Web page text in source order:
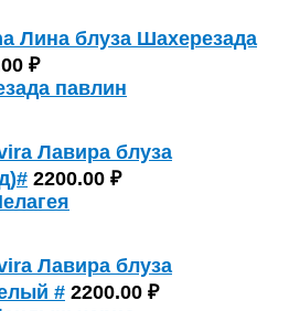
Лина блуза Шахерезада
₽
Лавира блуза
2200.00 ₽
Лавира блуза
# 2200.00 ₽